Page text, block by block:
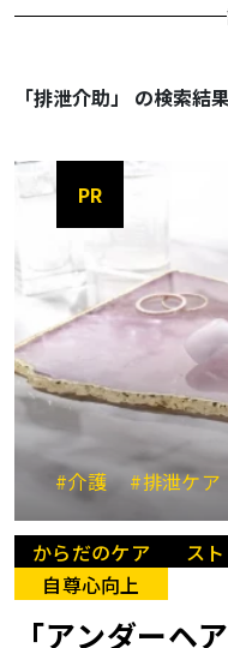
「排泄介助」 の検索結
PR
#介護 #排泄ケア
からだのケア ス
自尊心向上
「アンダーヘ